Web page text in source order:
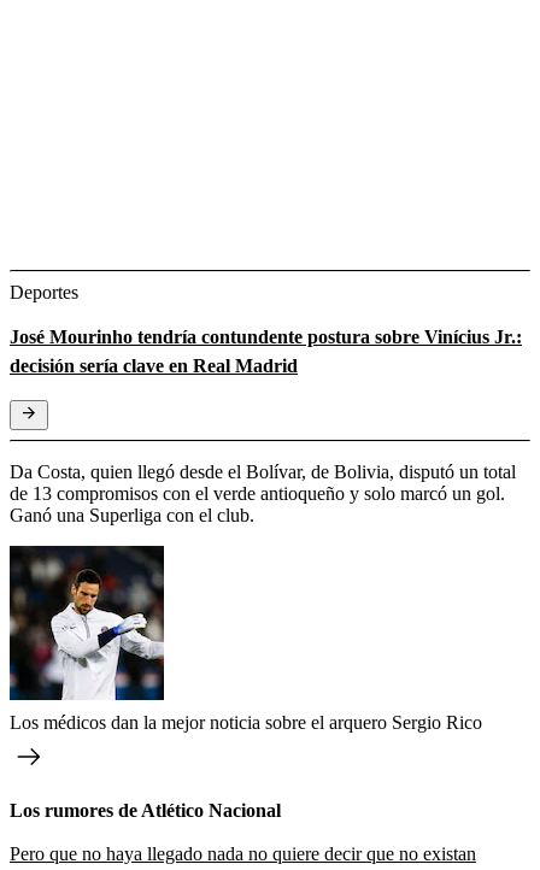
Deportes
José Mourinho tendría contundente postura sobre Vinícius Jr.:
decisión sería clave en Real Madrid
Da Costa, quien llegó desde el Bolívar, de Bolivia, disputó un total
de 13 compromisos con el verde antioqueño y solo marcó un gol.
Ganó una Superliga con el club.
Los médicos dan la mejor noticia sobre el arquero Sergio Rico
Los rumores de Atlético Nacional
Pero que no haya llegado nada no quiere decir que no existan